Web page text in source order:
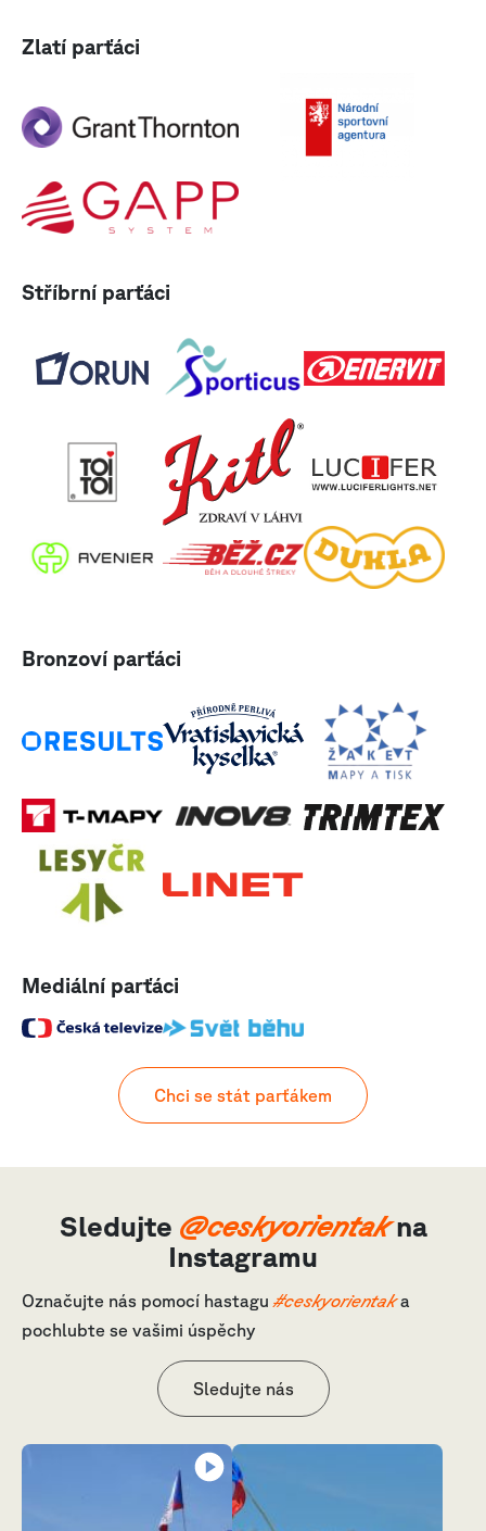
Zlatí parťáci
Stříbrní parťáci
Bronzoví parťáci
Mediální parťáci
Chci se stát parťákem
Sledujte @ceskyorientakna
Instagramu
Označujte nás pomocí hastagu #ceskyorientaka
pochlubte se vašimi úspěchy
Sledujte nás